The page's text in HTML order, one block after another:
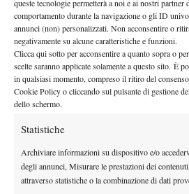
queste tecnologie permetterà a noi e ai nostri
comportamento durante la navigazione o gli ID
annunci (non) personalizzati. Non acconsentire o
negativamente su alcune caratteristiche e funzioni.
Clicca qui sotto per acconsentire a quanto sopra o
scelte saranno applicate solamente a questo sito. È
in qualsiasi momento, compreso il ritiro del
Cookie Policy o cliccando sul pulsante di gestione
dello schermo.
Statistiche
Archiviare informazioni su dispositivo e/o
degli annunci, Misurare le prestazioni dei
attraverso statistiche o la combinazione di dati
Nel 1986 Michael avrebbe colto
sconfitte consecutive, tra cui i soli
Becker a Roma, che lo fece
irreversibile di risultati non si